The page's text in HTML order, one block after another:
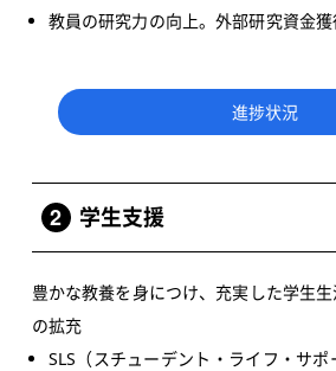
教員の研究力の向上。外部研究資金
進捗状況
2 学生支援
豊かな教養を身につけ、充実した学生
の拡充
SLS（スチューデント・ライフ・サ